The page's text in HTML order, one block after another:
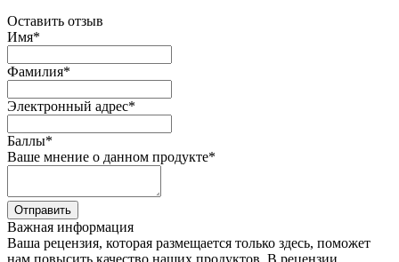
Оставить отзыв
Имя*
Фамилия*
Электронный адрес*
Баллы*
Ваше мнение о данном продукте*
Отправить
Важная информация
Ваша рецензия, которая размещается только здесь, поможет